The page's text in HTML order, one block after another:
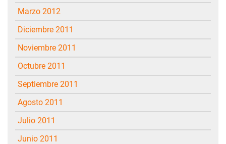
marzo 2012
diciembre 2011
noviembre 2011
octubre 2011
septiembre 2011
agosto 2011
julio 2011
junio 2011